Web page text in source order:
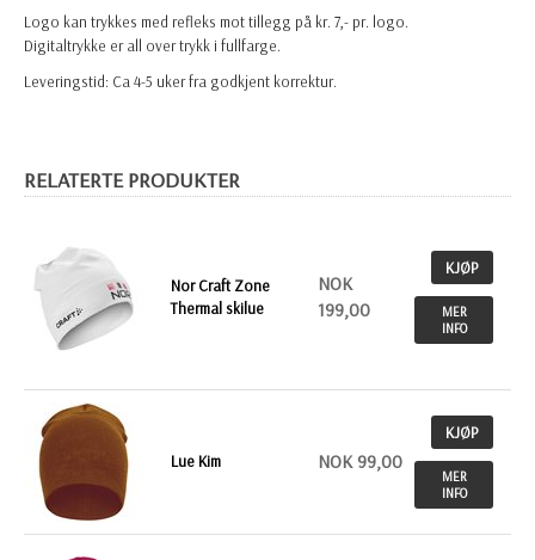
Logo kan trykkes med refleks mot tillegg på kr. 7,- pr. logo.
Digitaltrykke er all over trykk i fullfarge.
Leveringstid: Ca 4-5 uker fra godkjent korrektur.
RELATERTE PRODUKTER
Nor Craft Zone
Thermal skilue
NOK
199,00
KJØP
MER
INFO
Lue Kim NOK 99,00
KJØP
MER
INFO